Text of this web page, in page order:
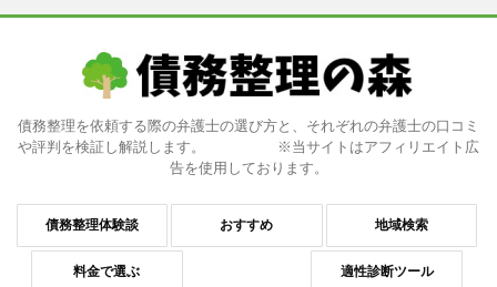
債務整理を依頼する際の弁護士の選び方と、それぞれの弁護士の口コミ
や評判を検証し解説します。 ※当サイトはアフィリエイト広
告を使用しております。
債務整理体験談 おすすめ 地域検索
料金で選ぶ 適性診断ツール